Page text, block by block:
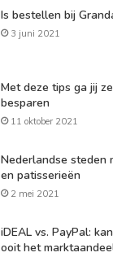
Is bestellen bij
3 juni 2021
Met deze tips ga jij
besparen
11 oktober 2021
Nederlandse steden
en patisserieën
2 mei 2021
iDEAL vs. PayPal:
ooit het